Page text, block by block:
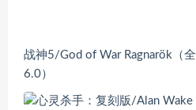
战神5/God of War Ragnarök（
6.0）